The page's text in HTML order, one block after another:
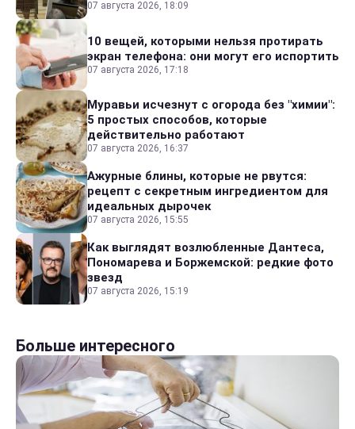
07 августа 2026, 18:09
10 вещей, которыми нельзя протирать
экран телефона: они могут его испортить
07 августа 2026, 17:18
Муравьи исчезнут с огорода без "химии":
5 простых способов, которые
действительно работают
07 августа 2026, 16:37
Ажурные блины, которые не рвутся:
рецепт с секретным ингредиентом для
идеальных дырочек
07 августа 2026, 15:55
Как выглядят возлюбленные Дантеса,
Пономарева и Боржемской: редкие фото
звезд
07 августа 2026, 15:19
Больше интересного